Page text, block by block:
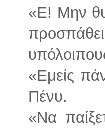
«Ε! Μην
«Εμείς
Πένυ.
«Να